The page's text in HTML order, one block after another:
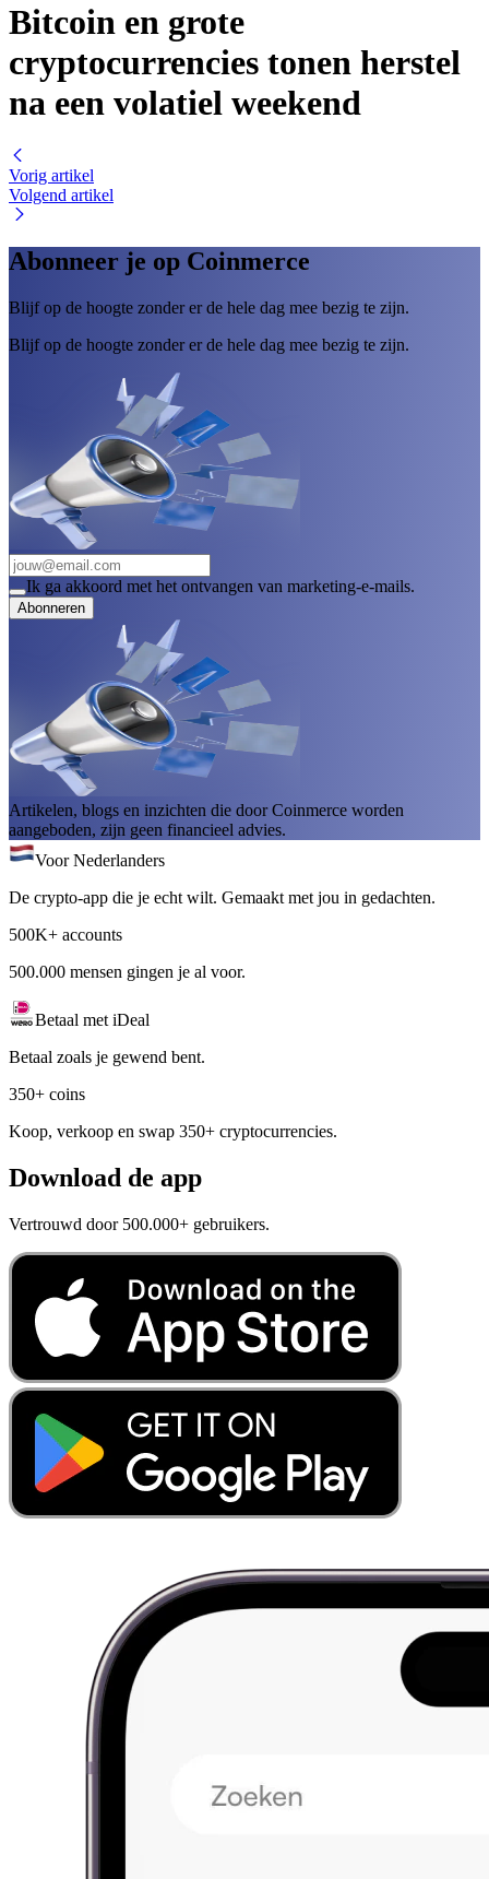
Bitcoin en grote
cryptocurrencies tonen herstel
na een volatiel weekend
Vorig artikel
Volgend artikel
Abonneer je op Coinmerce
Blijf op de hoogte zonder er de hele dag mee bezig te zijn.
Blijf op de hoogte zonder er de hele dag mee bezig te zijn.
Ik ga akkoord met het ontvangen van marketing-e-mails.
Abonneren
Artikelen, blogs en inzichten die door Coinmerce worden
aangeboden, zijn geen financieel advies.
Voor Nederlanders
De crypto-app die je echt wilt. Gemaakt met jou in gedachten.
500K+ accounts
500.000 mensen gingen je al voor.
Betaal met iDeal
Betaal zoals je gewend bent.
350+ coins
Koop, verkoop en swap 350+ cryptocurrencies.
Download de app
Vertrouwd door 500.000+ gebruikers.